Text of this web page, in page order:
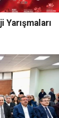
Yarışmaları